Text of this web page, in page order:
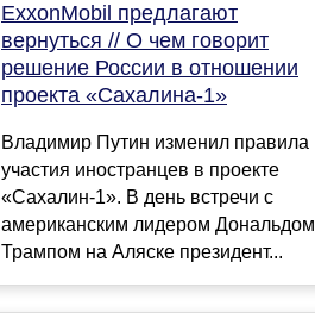
ExxonMobil предлагают
вернуться // О чем говорит
решение России в отношении
проекта «Сахалина-1»
Владимир Путин изменил правила
участия иностранцев в проекте
«Сахалин-1». В день встречи с
американским лидером Дональдом
Трампом на Аляске президент...